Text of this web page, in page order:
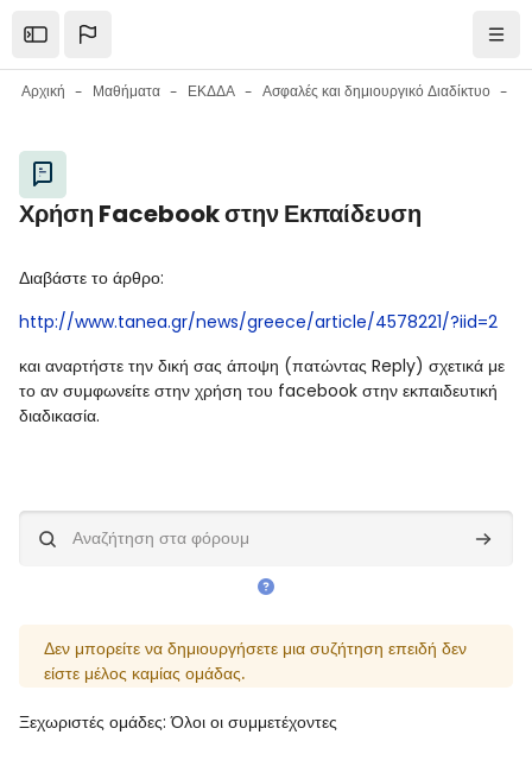
Open the sidebar
Αρχική Μαθήματα ΕΚΔΔΑ Ασφαλές και δημιουργικό Διαδίκτυο
Μπλοκ
Χρήση Facebook στην Εκπαίδευση
Μπλοκ
Απαιτήσεις ολοκλήρωσης
Διαβάστε το άρθρο:
http://www.tanea.gr/news/greece/article/4578221/?iid=2
και αναρτήστε την δική σας άποψη (πατώντας Reply) σχετικά με
το αν συμφωνείτε στην χρήση του facebook στην εκπαιδευτική
διαδικασία.
Αναζήτηση στα φόρουμ
Δεν μπορείτε να δημιουργήσετε μια συζήτηση επειδή δεν
είστε μέλος καμίας ομάδας.
Ξεχωριστές ομάδες: Όλοι οι συμμετέχοντες